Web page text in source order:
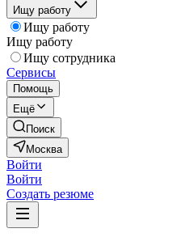
Ищу работу
Ищу работу
Ищу работу
Ищу сотрудника
Сервисы
Помощь
Ещё
Поиск
Москва
Войти
Войти
Создать резюме